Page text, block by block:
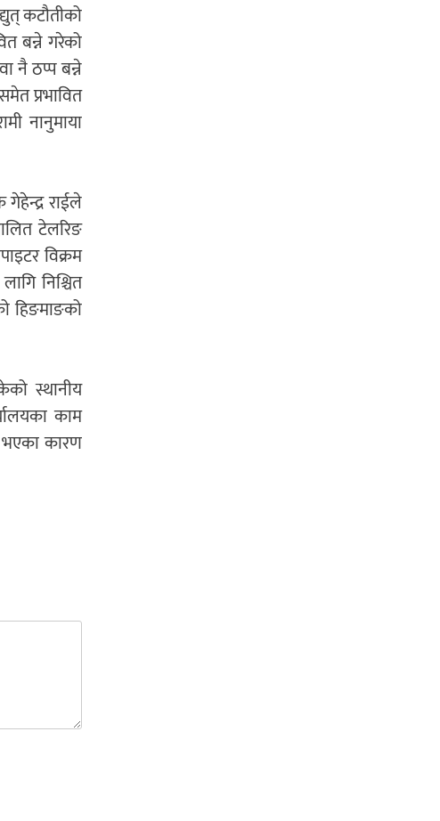
कटौतीको
बन्ने गरेको
नै ठप्प बन्ने
प्रभावित
नानुमाया
राईले
टेलरिङ
विक्रम
निश्चित
हिङमाङको
स्थानीय
काम
भएका कारण